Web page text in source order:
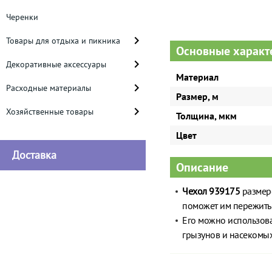
Черенки
Товары для отдыха и пикника
Декоративные аксессуары
Расходные материалы
Хозяйственные товары
Доставка
Основные
Материал
Размер, м
Толщина, мкм
Цвет
Описание
Чехол 939175
поможет им
Его можно
грызунов и